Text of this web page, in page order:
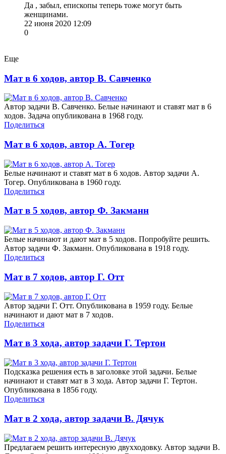
Да , забыл, епископы теперь тоже могут быть
женщинами.
22 июня 2020 12:09
0
Еще
Мат в 6 ходов, автор В. Савченко
Автор задачи В. Савченко. Белые начинают и ставят мат в 6
ходов. Задача опубликована в 1968 году.
Поделиться
Мат в 6 ходов, автор А. Тогер
Белые начинают и ставят мат в 6 ходов. Автор задачи А.
Тогер. Опубликована в 1960 году.
Поделиться
Мат в 5 ходов, автор Ф. Закманн
Белые начинают и дают мат в 5 ходов. Попробуйте решить.
Автор задачи Ф. Закманн. Опубликована в 1918 году.
Поделиться
Мат в 7 ходов, автор Г. Отт
Автор задачи Г. Отт. Опубликована в 1959 году. Белые
начинают и дают мат в 7 ходов.
Поделиться
Мат в 3 хода, автор задачи Г. Тертон
Подсказка решения есть в заголовке этой задачи. Белые
начинают и ставят мат в 3 хода. Автор задачи Г. Тертон.
Опубликована в 1856 году.
Поделиться
Мат в 2 хода, автор задачи В. Дячук
Предлагаем решить интересную двухходовку. Автор задачи В.